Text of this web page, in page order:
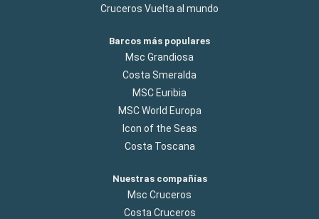
Cruceros Vuelta al mundo
Barcos más populares
Msc Grandiosa
Costa Smeralda
MSC Euribia
MSC World Europa
Icon of the Seas
Costa Toscana
Nuestras compañías
Msc Cruceros
Costa Cruceros